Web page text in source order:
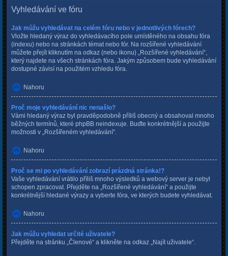
Vyhledávání ve fóru
Jak můžu vyhledávat na celém fóru nebo v jednotlivých fórech?
Vložte hledaný výraz do vyhledávacího pole umístěného na obsahu fóra
(indexu) nebo na stránkách témat nebo fór. Na rozšířené vyhledávání
můžete přejít kliknutím na odkaz (nebo ikonu) „Rozšířené vyhledávání“,
který najdete na všech stránkách fóra. Jakým způsobem bude vyhledávání
dostupné závisí na použitém vzhledu fóra.
Nahoru
Proč moje vyhledávání nic nenašlo?
Vámi hledaný výraz byl pravděpodobně příliš obecný a obsahoval mnoho
běžných termínů, které phpBB neindexuje. Buďte konkrétnější a použijte
možnosti v „Rozšířeném vyhledávání“.
Nahoru
Proč se mi po vyhledávání zobrazí prázdná stránka!?
Vaše vyhledávání vrátilo příliš mnoho výsledků a webový server je nebyl
schopen zpracovat. Přejděte na „Rozšířené vyhledávání“ a použijte
konkrétnější hledané výrazy a vyberte fóra, ve kterých budete vyhledávat.
Nahoru
Jak můžu vyhledat určité uživatele?
Přejděte na stránku „Členové“ a klikněte na odkaz „Najít uživatele“.